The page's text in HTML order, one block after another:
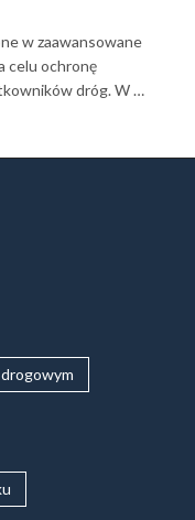
w zaawansowane
celu ochronę
dróg. W …